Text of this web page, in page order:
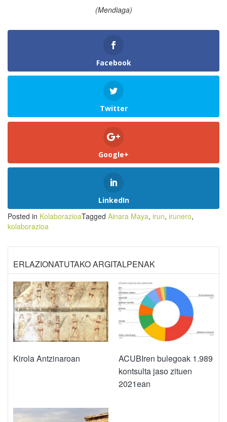
(Mendiaga)
Facebook
Twitter
Google+
LinkedIn
Posted in KolaborazioaTagged Ainara Maya, irun, irunero,
kolaborazioa
ERLAZIONATUTAKO ARGITALPENAK
Kirola Antzinaroan
ACUBIren bulegoak 1.989
kontsulta jaso zituen
2021ean